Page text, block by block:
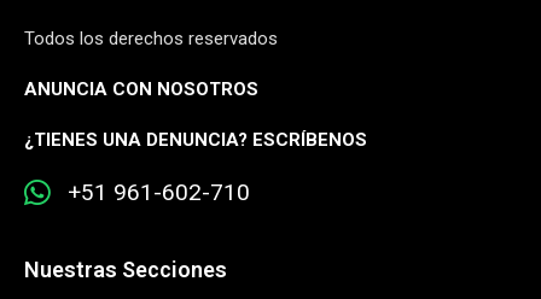
Todos los derechos reservados
ANUNCIA CON NOSOTROS
¿TIENES UNA DENUNCIA? ESCRÍBENOS
+51 961-602-710
Nuestras Secciones